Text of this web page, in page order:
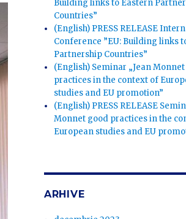
Building links to Eastern
Countries”
(English) PRESS RELEASE
Conference ”EU: Building links
Partnership Countries”
(English) Seminar „Jean
practices in the context of
studies and EU promotion”
(English) PRESS RELEASE
Monnet good practices in the
European studies and EU
ARHIVE